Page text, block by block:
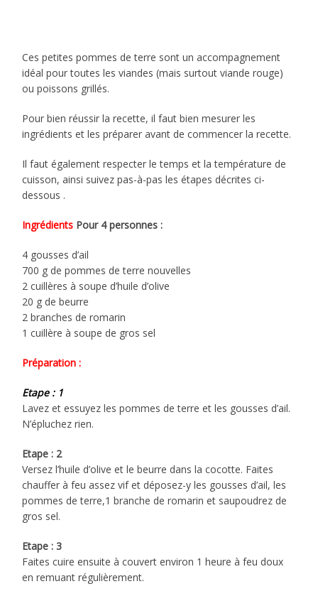
Ces petites pommes de terre sont un accompagnement
idéal pour toutes les viandes (mais surtout viande rouge)
ou poissons grillés.
Pour bien réussir la recette, il faut bien mesurer les
ingrédients et les préparer avant de commencer la recette.
Il faut également respecter le temps et la température de
cuisson, ainsi suivez pas-à-pas les étapes décrites ci-
dessous .
Ingrédients Pour 4 personnes :
4 gousses d’ail
700 g de pommes de terre nouvelles
2 cuillères à soupe d’huile d’olive
20 g de beurre
2 branches de romarin
1 cuillère à soupe de gros sel
Préparation :
Etape : 1
Lavez et essuyez les pommes de terre et les gousses d’ail.
N’épluchez rien.
Etape : 2
Versez l’huile d’olive et le beurre dans la cocotte. Faites
chauffer à feu assez vif et déposez-y les gousses d’ail, les
pommes de terre,1 branche de romarin et saupoudrez de
gros sel.
Etape : 3
Faites cuire ensuite à couvert environ 1 heure à feu doux
en remuant régulièrement.